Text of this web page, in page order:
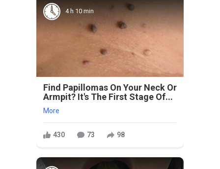
4 h 10 min
Find Papillomas On Your Neck Or
Armpit? It's The First Stage Of...
More
430 73 98